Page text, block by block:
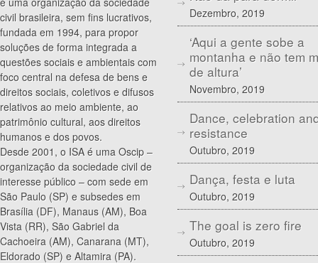
civil brasileira, sem fins lucrativos,
fundada em 1994, para propor
soluções de forma integrada a
questões sociais e ambientais com
foco central na defesa de bens e
direitos sociais, coletivos e difusos
relativos ao meio ambiente, ao
patrimônio cultural, aos direitos
humanos e dos povos.
Desde 2001, o ISA é uma Oscip –
organização da sociedade civil de
interesse público – com sede em
São Paulo (SP) e subsedes em
Brasília (DF), Manaus (AM), Boa
Vista (RR), São Gabriel da
Cachoeira (AM), Canarana (MT),
Eldorado (SP) e Altamira (PA).
Dezembro, 2019
‘Aqui a gente sobe a
montanha e não tem
de altura’
Novembro, 2019
Dance, celebration
resistance
Outubro, 2019
Dança, festa e luta
Outubro, 2019
The goal is zero fire
Outubro, 2019